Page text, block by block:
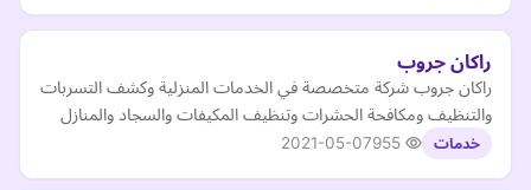
راكان جروب
راكان جروب شركة متخصصة في الخدمات المنزلية وكشف التسربات
والتنظيف ومكافحة الحشرات وتنظيف المكيفات والسجاد والمنازل
خدمات 2021-05-07